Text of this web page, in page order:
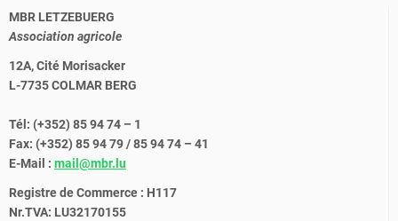
MBR LETZEBUERG
Association agricole
12A, Cité Morisacker
L-7735 COLMAR BERG
Tél: (+352) 85 94 74 – 1
Fax: (+352) 85 94 79 / 85 94 74 – 41
E-Mail : mail@mbr.lu
Registre de Commerce : H117
Nr.TVA: LU32170155